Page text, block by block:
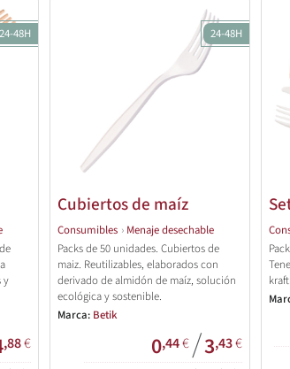
24-48H
y
,88€
24-48H
Cubiertos de maíz
Consumibles › Menaje desechable
Packs de 50 unidades. Cubiertos de
maiz. Reutilizables, elaborados con
derivado de almidón de maíz, solución
ecológica y sostenible.
Marca: Betik
0,44€/3,43€
kraft.